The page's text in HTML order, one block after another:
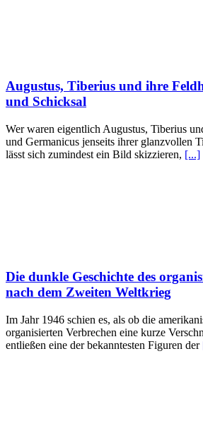
Augustus, Tiberius und ihre
und Schicksal
Wer waren eigentlich Augustus, Tiberius
und Germanicus jenseits ihrer glanzvollen
lässt sich zumindest ein Bild skizzieren, [...]
Die dunkle Geschichte des
nach dem Zweiten Weltkrieg
Im Jahr 1946 schien es, als ob die
organisierten Verbrechen eine kurze
entließen eine der bekanntesten Figuren der